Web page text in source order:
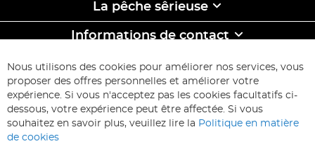
La pêche sêrieuse
Informations de contact
ABONNEZ-VOUS & ECONOMISEZ
Inscription
à
d’information
:
Inscription
Nous utilisons des cookies pour améliorer nos services, vous
proposer des offres personnelles et améliorer votre
expérience. Si vous n'acceptez pas les cookies facultatifs ci-
dessous, votre expérience peut être affectée. Si vous
souhaitez en savoir plus, veuillez lire la Politique en matière
de cookies